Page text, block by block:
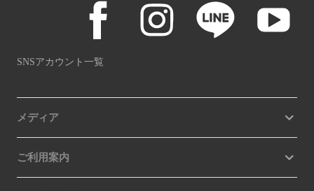
SNSアカウント一覧
メディア
ご利用案内